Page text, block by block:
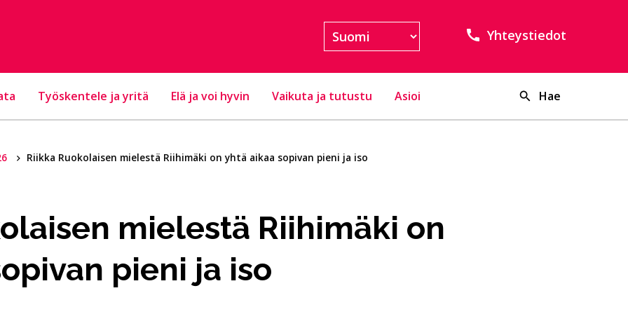
Yhteystiedot
Työskentele ja yritä Elä ja voi hyvin Vaikuta ja tutustu Asioi Hae
Riikka Ruokolaisen mielestä Riihimäki on yhtä aikaa sopivan pieni ja iso
mielestä Riihimäki on
pieni ja iso